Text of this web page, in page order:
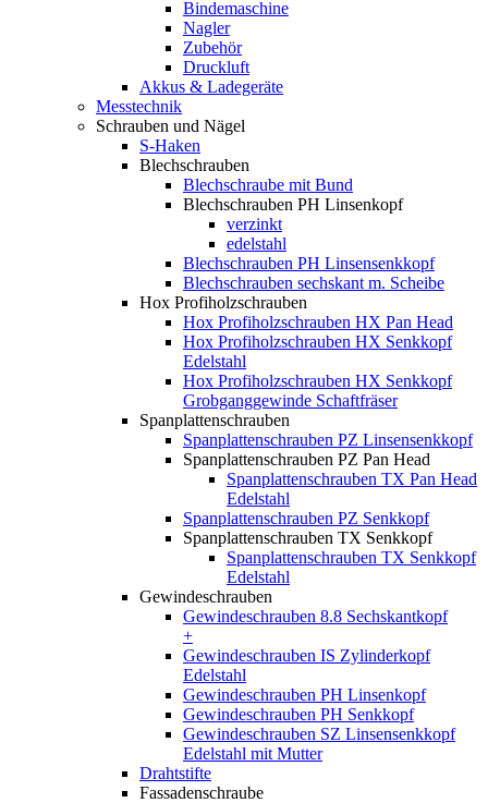
Bindemaschine
Nagler
Zubehör
Druckluft
Akkus & Ladegeräte
Messtechnik
Schrauben und Nägel
S-Haken
Blechschrauben
Blechschraube mit Bund
Blechschrauben PH Linsenkopf
verzinkt
edelstahl
Blechschrauben PH Linsensenkkopf
Blechschrauben sechskant m. Scheibe
Hox Profiholzschrauben
Hox Profiholzschrauben HX Pan Head
Hox Profiholzschrauben HX Senkkopf
Edelstahl
Hox Profiholzschrauben HX Senkkopf
Grobganggewinde Schaftfräser
Spanplattenschrauben
Spanplattenschrauben PZ Linsensenkkopf
Spanplattenschrauben PZ Pan Head
Spanplattenschrauben TX Pan Head
Edelstahl
Spanplattenschrauben PZ Senkkopf
Spanplattenschrauben TX Senkkopf
Spanplattenschrauben TX Senkkopf
Edelstahl
Gewindeschrauben
Gewindeschrauben 8.8 Sechskantkopf
+
Gewindeschrauben IS Zylinderkopf
Edelstahl
Gewindeschrauben PH Linsenkopf
Gewindeschrauben PH Senkkopf
Gewindeschrauben SZ Linsensenkkopf
Edelstahl mit Mutter
Drahtstifte
Fassadenschraube